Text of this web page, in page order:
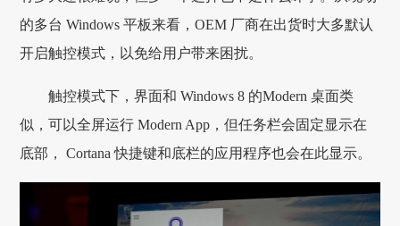
的多台 Windows 平板来看，OEM 厂商在出货时大多默认
开启触控模式，以免给用户带来困扰。
触控模式下，界面和 Windows 8 的Modern 桌面类
似，可以全屏运行 Modern App，但任务栏会固定显示在
底部， Cortana 快捷键和底栏的应用程序也会在此显示。